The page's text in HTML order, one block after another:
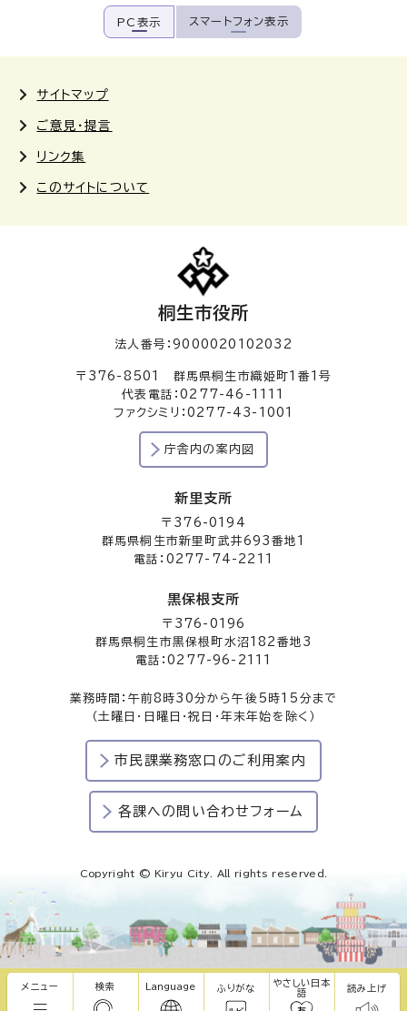
PC表示 スマートフォン表示
メニュー 検索 Language ふりがな
やさしい日本
語
読み上げ
サイトマップ
ご意見・提言
リンク集
このサイトについて
桐生市役所
法人番号：9000020102032
〒376-8501 群馬県桐生市織姫町1番1号
代表電話：0277-46-1111
ファクシミリ：0277-43-1001
庁舎内の案内図
新里支所
〒376-0194
群馬県桐生市新里町武井693番地1
電話：0277-74-2211
黒保根支所
〒376-0196
群馬県桐生市黒保根町水沼182番地3
電話：0277-96-2111
業務時間：午前8時30分から午後5時15分まで
（土曜日・日曜日・祝日・年末年始を除く）
市民課業務窓口のご利用案内
各課への問い合わせフォーム
Copyright © Kiryu City. All rights reserved.